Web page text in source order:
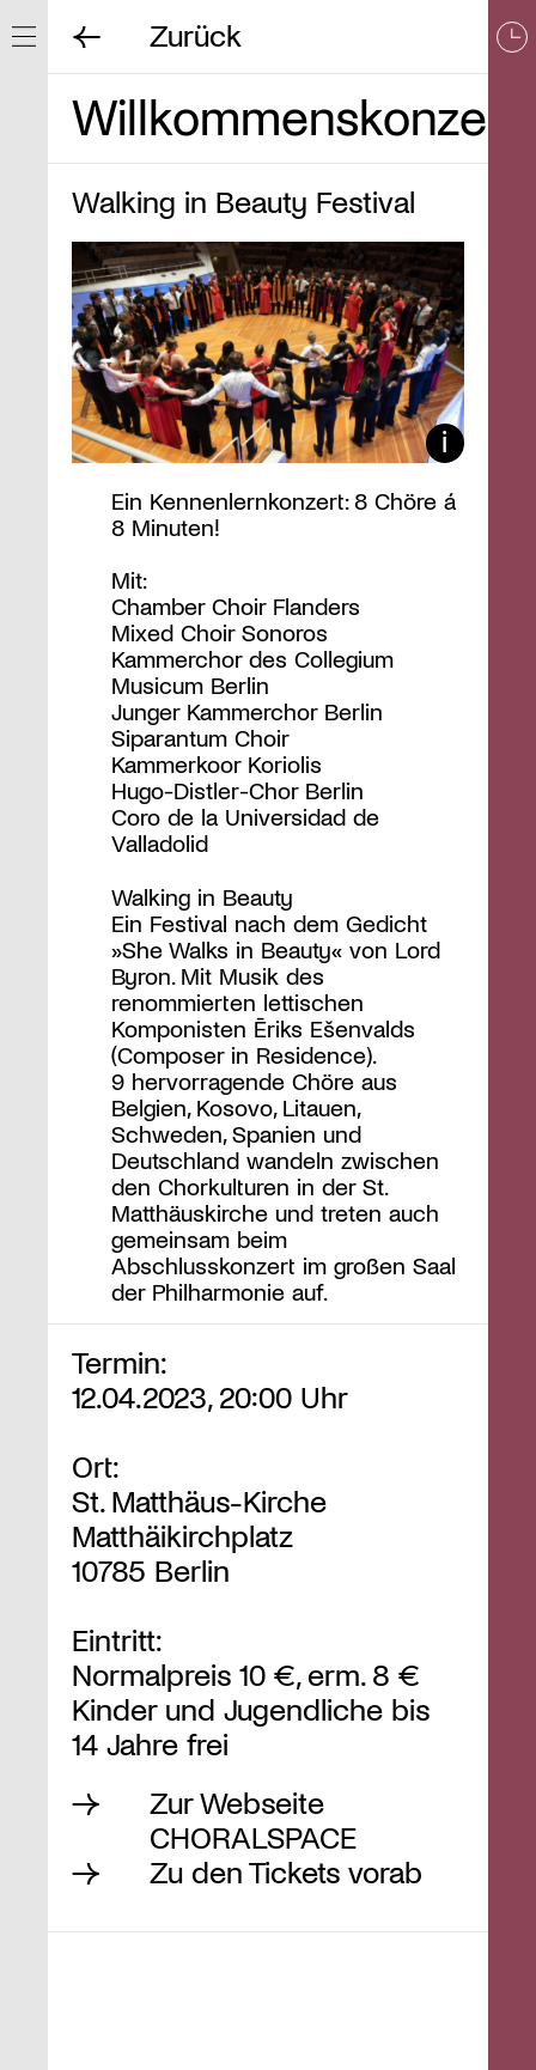
Navigation ein/ausblenden
Zurück
Willkommenskonzert
Walking in Beauty Festival
Ein Kennenlernkonzert: 8 Chöre á
8 Minuten!
Mit:
Chamber Choir Flanders
Mixed Choir Sonoros
Kammerchor des Collegium
Musicum Berlin
Junger Kammerchor Berlin
Siparantum Choir
Kammerkoor Koriolis
Hugo-Distler-Chor Berlin
Coro de la Universidad de
Valladolid
Walking in Beauty
Ein Festival nach dem Gedicht
»She Walks in Beauty« von Lord
Byron. Mit Musik des
renommierten lettischen
Komponisten Ēriks Ešenvalds
(Composer in Residence).
9 hervorragende Chöre aus
Belgien, Kosovo, Litauen,
Schweden, Spanien und
Deutschland wandeln zwischen
den Chorkulturen in der St.
Matthäuskirche und treten auch
gemeinsam beim
Abschlusskonzert im großen Saal
der Philharmonie auf.
Termin:
12.04.2023, 20:00 Uhr
Ort:
St. Matthäus-Kirche
Matthäikirchplatz
10785 Berlin
Eintritt:
Normalpreis 10 €, erm. 8 €
Kinder und Jugendliche bis
14 Jahre frei
Zur Webseite
CHORALSPACE
Zu den Tickets vorab